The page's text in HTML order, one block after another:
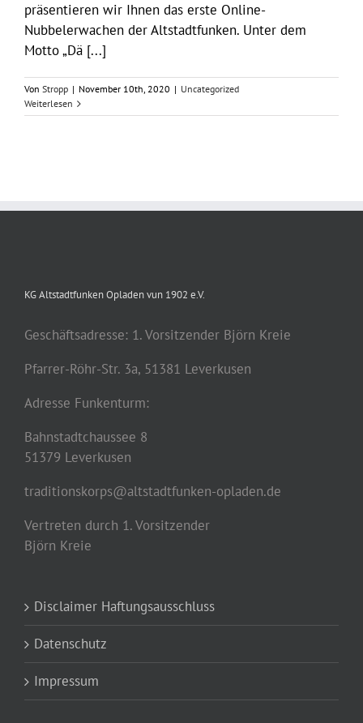
präsentieren wir Ihnen das erste Online-
Nubbelerwachen der Altstadtfunken. Unter dem
Motto „Dä [...]
Von Stropp | November 10th, 2020 | Uncategorized
Weiterlesen
KG Altstadtfunken Opladen vun 1902 e.V.
Geschäftsadresse: 1. Vorsitzender Björn Kreie
Pfarrer-Röhr-Str. 3a, 51381 Leverkusen
Adresse Funkenturm:
Bahnstadtchaussee 8
51379 Leverkusen
traditionskorps@altstadtfunken-opladen.de
Vertreten durch 1. Vorsitzender
Björn Kreie
Disclaimer Haftungsausschluss
Datenschutz
Impressum